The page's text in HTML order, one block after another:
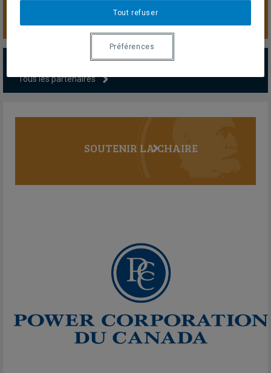
SOUTENIR LA CHAIRE
PARTENAIRES MAJEURS
Tous les partenaires
SOUTENIR LA CHAIRE
Tout refuser
Préférences